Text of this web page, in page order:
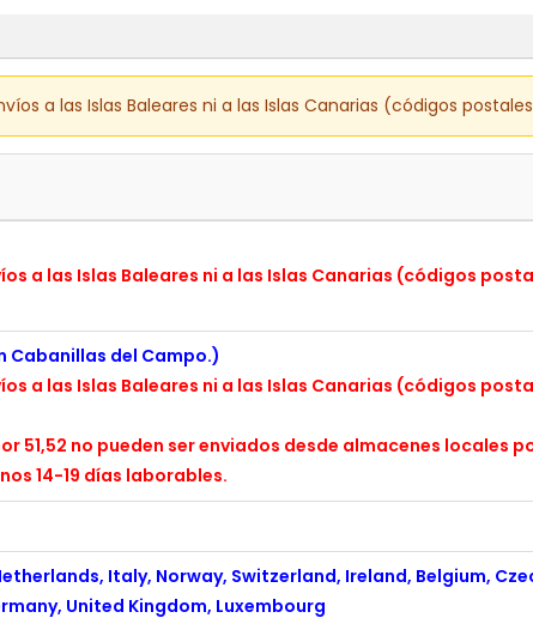
a las Islas Baleares ni a las Islas Canarias (códigos
a las Islas Baleares ni a las Islas Canarias (códigos
Cabanillas del Campo.)
a las Islas Baleares ni a las Islas Canarias (códigos
51,52 no pueden ser enviados desde almacenes locales
14-19 días laborables.
Italy, Norway, Switzerland, Ireland, Belgium,
United Kingdom, Luxembourg